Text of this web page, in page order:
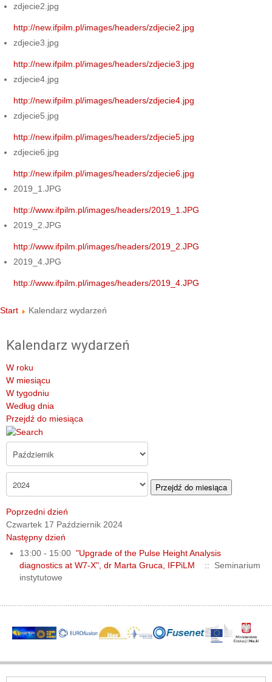
zdjecie2.jpg
http://new.ifpilm.pl/images/headers/zdjecie2.jpg
zdjecie3.jpg
http://new.ifpilm.pl/images/headers/zdjecie3.jpg
zdjecie4.jpg
http://new.ifpilm.pl/images/headers/zdjecie4.jpg
zdjecie5.jpg
http://new.ifpilm.pl/images/headers/zdjecie5.jpg
zdjecie6.jpg
http://new.ifpilm.pl/images/headers/zdjecie6.jpg
2019_1.JPG
http://www.ifpilm.pl/images/headers/2019_1.JPG
2019_2.JPG
http://www.ifpilm.pl/images/headers/2019_2.JPG
2019_4.JPG
http://www.ifpilm.pl/images/headers/2019_4.JPG
Start Kalendarz wydarzeń
Kalendarz wydarzeń
W roku
W miesiącu
W tygodniu
Według dnia
Przejdź do miesiąca
Przejdź do miesiąca
Poprzedni dzień
Czwartek 17 Październik 2024
Następny dzień
13:00 - 15:00"Upgrade of the Pulse Height Analysis
diagnostics at W7-X", dr Marta Gruca, IFPiLM
:: Seminarium
instytutowe